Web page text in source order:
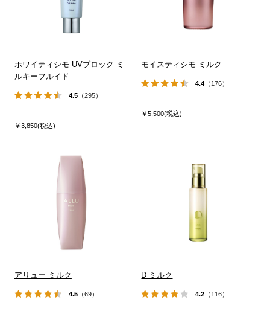
ホワイティシモ UVブロック ミ
ルキーフルイド
4.5（295）
￥3,850(税込)
モイスティシモ ミルク
4.4 （176）
￥5,500(税込)
アリュー ミルク
4.5（69）
D ミルク
4.2 （116）